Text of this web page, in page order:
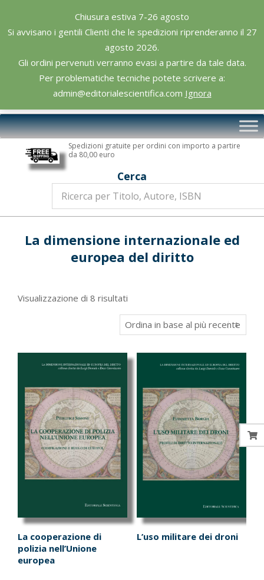
Chiusura estiva 7-26 agosto
Si avvisano i gentili Clienti che le spedizioni riprenderanno il 27
agosto 2026.
Gli ordini pervenuti verranno evasi a partire da tale data.
Per problematiche tecniche potete scrivere a:
admin@editorialescientifica.com Ignora
content
Editoriale
Scientifica
Primary
Navigation
Spedizioni gratuite per ordini con importo a partire
da 80,00 euro
Cerca
La dimensione internazionale ed
europea del diritto
Visualizzazione di 8 risultati
in
base
più
La cooperazione di
polizia nell’Unione
europea
L’uso militare dei droni